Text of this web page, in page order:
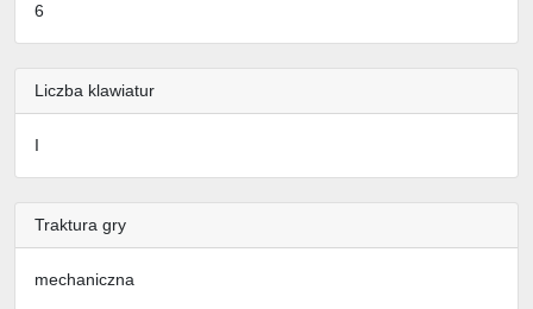
6
Liczba klawiatur
I
Traktura gry
mechaniczna